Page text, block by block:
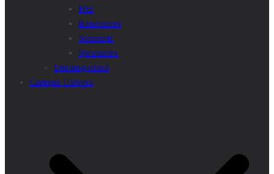
Prix
Rencontres
Sommets
Spectacles
Uncategorised
Campus Univers